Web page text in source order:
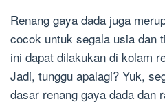
Renang gaya dada juga
cocok untuk segala usia dan
ini dapat dilakukan di kolam
Jadi, tunggu apalagi? Yuk,
dasar renang gaya dada dan